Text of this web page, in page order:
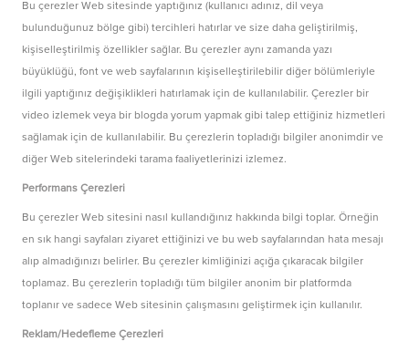
Bu çerezler Web sitesinde yaptığınız (kullanıcı adınız, dil veya
bulunduğunuz bölge gibi) tercihleri hatırlar ve size daha geliştirilmiş,
kişiselleştirilmiş özellikler sağlar. Bu çerezler aynı zamanda yazı
büyüklüğü, font ve web sayfalarının kişiselleştirilebilir diğer bölümleriyle
ilgili yaptığınız değişiklikleri hatırlamak için de kullanılabilir. Çerezler bir
video izlemek veya bir blogda yorum yapmak gibi talep ettiğiniz hizmetleri
sağlamak için de kullanılabilir. Bu çerezlerin topladığı bilgiler anonimdir ve
diğer Web sitelerindeki tarama faaliyetlerinizi izlemez.
Performans Çerezleri
Bu çerezler Web sitesini nasıl kullandığınız hakkında bilgi toplar. Örneğin
en sık hangi sayfaları ziyaret ettiğinizi ve bu web sayfalarından hata mesajı
alıp almadığınızı belirler. Bu çerezler kimliğinizi açığa çıkaracak bilgiler
toplamaz. Bu çerezlerin topladığı tüm bilgiler anonim bir platformda
toplanır ve sadece Web sitesinin çalışmasını geliştirmek için kullanılır.
Reklam/Hedefleme Çerezleri